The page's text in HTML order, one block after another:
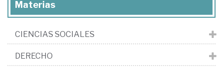
Materias
CIENCIAS SOCIALES
DERECHO